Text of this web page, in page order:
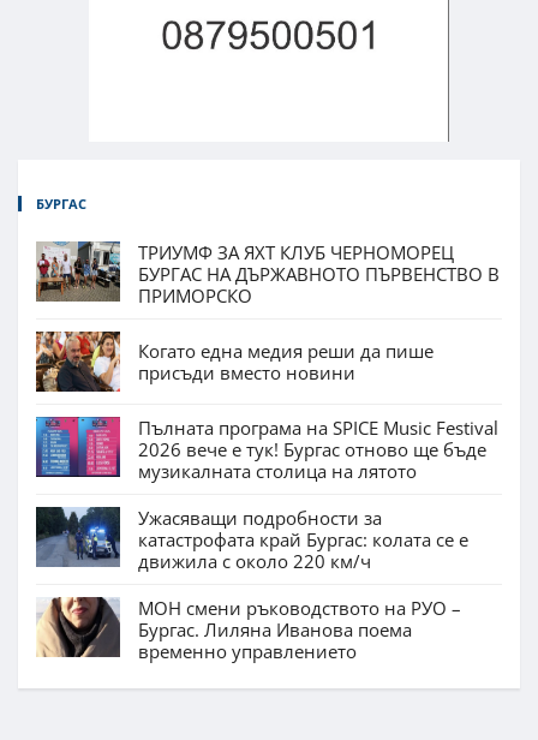
БУРГАС
ТРИУМФ ЗА ЯХТ КЛУБ ЧЕРНОМОРЕЦ
БУРГАС НА ДЪРЖАВНОТО ПЪРВЕНСТВО В
ПРИМОРСКО
Когато една медия реши да пише
присъди вместо новини
Пълната програма на SPICE Music Festival
2026 вече е тук! Бургас отново ще бъде
музикалната столица на лятото
Ужасяващи подробности за
катастрофата край Бургас: колата се е
движила с около 220 км/ч
МОН смени ръководството на РУО –
Бургас. Лиляна Иванова поема
временно управлението